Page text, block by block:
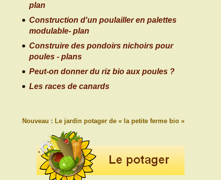
plan
Construction d'un poulailler en palettes
modulable- plan
Construire des pondoirs nichoirs pour
poules - plans
Peut-on donner du riz bio aux poules ?
Les races de canards
Nouveau : Le jardin potager de « la petite ferme bio »